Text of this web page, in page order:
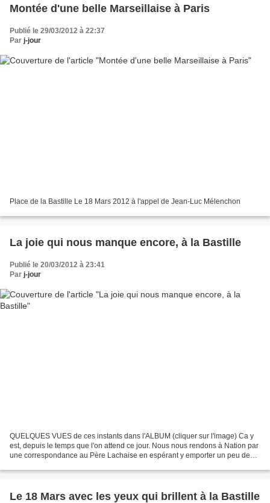
Montée d'une belle Marseillaise à Paris
Publié le 29/03/2012 à 22:37
Par j-jour
Place de la Bastille Le 18 Mars 2012 à l'appel de Jean-Luc Mélenchon
La joie qui nous manque encore, à la Bastille
Publié le 20/03/2012 à 23:41
Par j-jour
QUELQUES VUES de ces instants dans l'ALBUM (cliquer sur l'image) Ca y
est, depuis le temps que l'on attend ce jour. Nous nous rendons à Nation par
une correspondance au Père Lachaise en espérant y emporter un peu de
Le 18 Mars avec les yeux qui brillent à la Bastille